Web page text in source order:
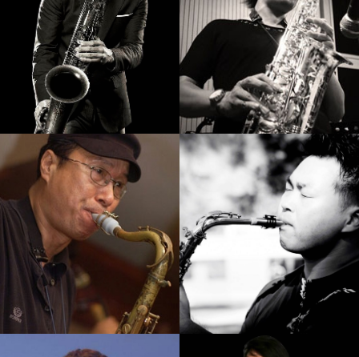
황인선
강의보기
김병우
강의보기
정재현
강의보기
김성주
강의보기